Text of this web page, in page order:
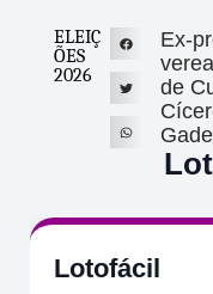
ELEIÇ
ÕES
2026
Ex-
de
Lotofácil